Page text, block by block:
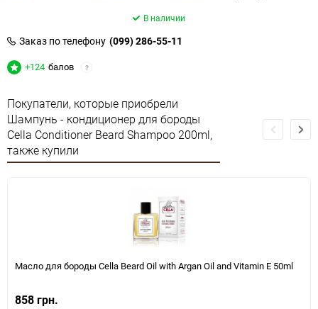
В наличии
Заказ по телефону (099) 286-55-11
+124 балов ?
Покупатели, которые приобрели
Шампунь - кондиционер для бороды
Cella Conditioner Beard Shampoo 200ml,
также купили
Масло для бороды Cella Beard Oil with Argan Oil and Vitamin E 50ml
858 грн.